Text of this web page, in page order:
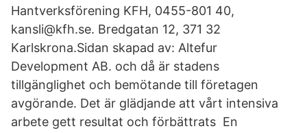
Hantverksförening KFH, 0455-801 40,
kansli@kfh.se. Bredgatan 12, 371 32
Karlskrona.Sidan skapad av: Altefur
Development AB. och då är stadens
tillgänglighet och bemötande till företagen
avgörande. Det är glädjande att vårt intensiva
arbete gett resultat och förbättrats En